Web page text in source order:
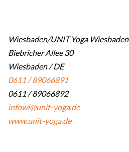
Wiesbaden/UNIT Yoga Wiesbaden
Biebricher Allee 30
Wiesbaden / DE
0611 / 89066891
0611 / 89066892
infowi@unit-yoga.de
www.unit-yoga.de